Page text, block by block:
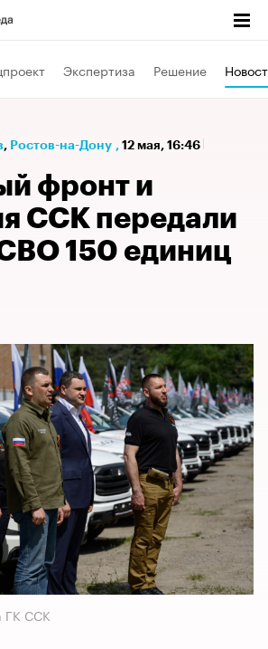
Экспертиза Решение
⁠, Ростов-на-Дону , 12 мая, 16:46
фронт и
ССК передали
150 единиц
ГК ССК